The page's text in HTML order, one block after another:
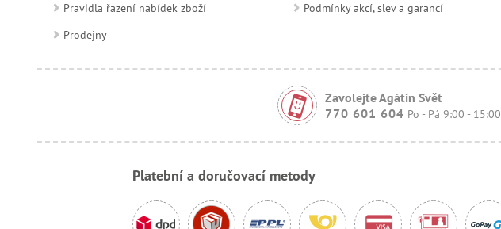
Pravidla řazení nabídek zboží
Prodejny
Podmínky akcí, slev a garancí
Zavolejte Agátin Svět
770 601 604 Po - Pá 9:00 - 15:00
Platební a doručovací metody